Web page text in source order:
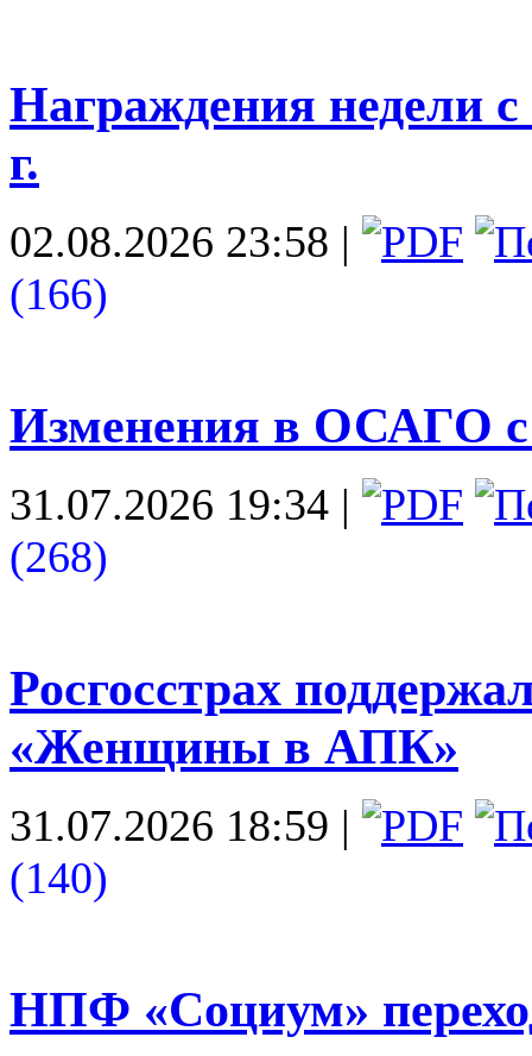
Награждения недели
г.
02.08.2026 23:58 |
(166)
Изменения в ОСАГО с
31.07.2026 19:34 |
(268)
Росгосстрах
«Женщины в АПК»
31.07.2026 18:59 |
(140)
НПФ «Социум»